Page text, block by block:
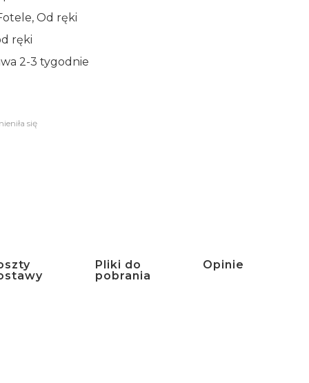
, Od ręki
ręki
2-3 tygodnie
się
Pliki do
pobrania
Opinie